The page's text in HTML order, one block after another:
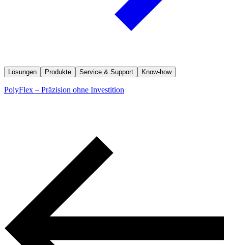
Lösungen Produkte Service & Support Know-how
PolyFlex – Präzision ohne Investition